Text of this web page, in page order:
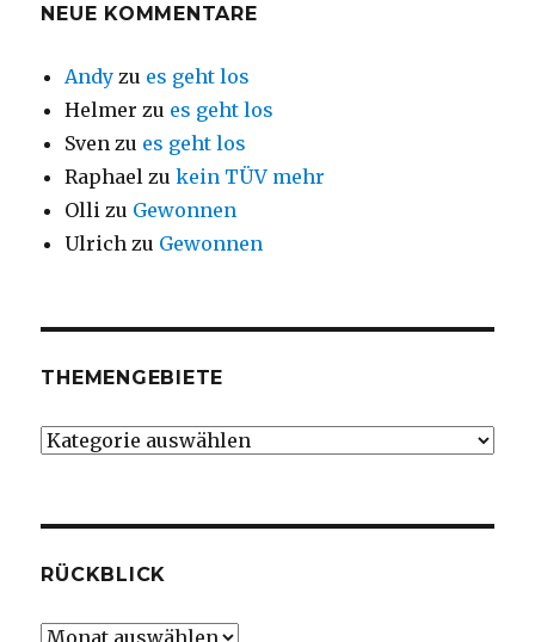
NEUE KOMMENTARE
Andy zu es geht los
Helmer zu es geht los
Sven zu es geht los
Raphael zukein TÜV mehr
Olli zu Gewonnen
Ulrich zu Gewonnen
THEMENGEBIETE
Themengebiete
RÜCKBLICK
Rückblick